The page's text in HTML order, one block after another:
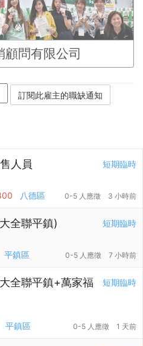
顧問有限公司
短期臨時
人員
八德區 0-5 人應徵 3 小時前
短期臨時
全聯平鎮)
平鎮區 0-5 人應徵 7 小時前
短期臨時
全聯平鎮+萬家福
平鎮區 0-5 人應徵 1 天前